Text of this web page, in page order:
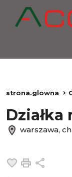
strona.glowna
Działka
warszawa,
Dodaj do
Drukuj